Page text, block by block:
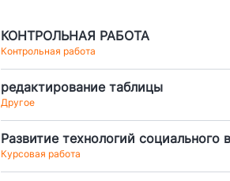
КОНТРОЛЬНАЯ РАБОТА
Контрольная работа
редактирование таблицы
Другое
Развитие технологий
Курсовая работа